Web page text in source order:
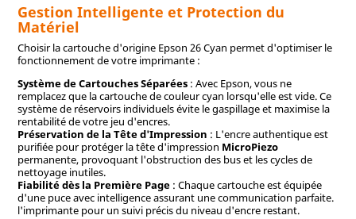
Gestion Intelligente et Protection du
Matériel
Choisir la cartouche d'origine Epson 26 Cyan permet d'optimiser le
fonctionnement de votre imprimante :
Système de Cartouches Séparées: Avec Epson, vous ne
remplacez que la cartouche de couleur cyan lorsqu'elle est vide. Ce
système de réservoirs individuels évite le gaspillage et maximise la
rentabilité de votre jeu d'encres.
Préservation de la Tête d'Impression : L'encre authentique est
purifiée pour protéger la tête d'impression MicroPiezo
permanente, provoquant l'obstruction des bus et les cycles de
nettoyage inutiles.
Fiabilité dès la Première Page: Chaque cartouche est équipée
d'une puce avec intelligence assurant une communication parfaite.
l'imprimante pour un suivi précis du niveau d'encre restant.